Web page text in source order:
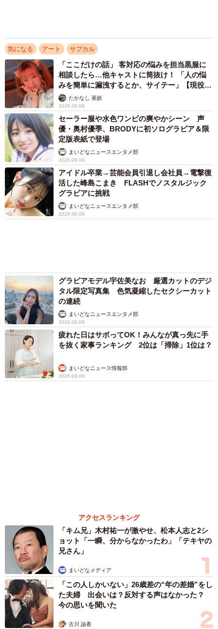
完成品 皮膚の透明感がリアルすぎる（ななてんさん提供）
肌の斑点、透けて見える血管、そして瑞々しい血色感。そ
のあまりのリアルさに、海外のフォロワーからも「どうや
って塗っているのか」というリクエストが絶えない。公開
された制作工程の画像には、単なる肌色の塗り込みとは一
線を画す、緻密な階層構造が収められている。
皮膚の薄い部分に浮かび上がる血管や、皮膚の透明感。さ
らに生き生きとした生命感は、一体どう作られるのか。果
てしない工程について、ななてんさんに話を聞いた。
「ここだけの話」 客対応の悩みを担当黒服に
相談したら…他キャストに筒抜け！ 「人の悩
みを簡単に漏洩するとか、サイテー」【現役キ
ャストに取材】
たかなし 亜妖
2026.08.09
セーラー服や水色ワンピの爽やかシーン 声
優・奥村優季、BRODYに初ソログラビア＆限
定版表紙で登場
まいどなニュースエンタメ部
2026.08.09
アイドル卒業→芸能会員引退し会社員→電撃復
活した峰島こまき FLASHでノスタルジック
グラビアに挑戦
まいどなニュースエンタメ部
2026.08.09
の連続
まいどなニュースエンタメ部
2026.08.09
疲れた日はサボってOK！みんなが真っ先に手
を抜く家事ランキング 2位は「掃除」1位は？
まいどなニュース情報部
ョット「一瞬、分からなかったわ」「テキヤの
兄さん」
まいどなメディア
「この人しかいない」26歳差の“年の差婚”をし
た夫婦 出会いは？反対する声はなかった？
今の思いを聞いた
古川 諭香
「お前さえいなければ金賞取れてた！」高校時
代の演奏会がトラウマ……責められた学生は楽